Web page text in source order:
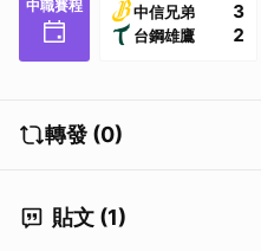
中職賽程
中信兄弟 3
台鋼雄鷹 2
轉發 (0)
貼文 (1)